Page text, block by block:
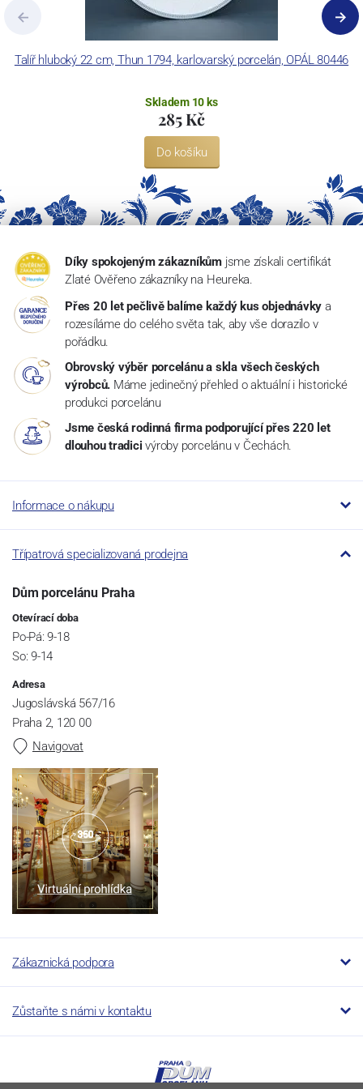
Talíř hluboký 22 cm, Thun 1794, karlovarský porcelán, OPÁL 80446
Skladem 10 ks
285 Kč
Do košíku
Díky spokojeným zákazníkům jsme získali certifikát
Zlaté Ověřeno zákazníky na Heureka.
Přes 20 let pečlivě balíme každý kus objednávky a
rozesíláme do celého světa tak, aby vše dorazilo v
pořádku.
Obrovský výběr porcelánu a skla všech českých
výrobců. Máme jedinečný přehled o aktuální i historické
produkci porcelánu
Jsme česká rodinná firma podporující přes 220 let
dlouhou tradici výroby porcelánu v Čechách.
Informace o nákupu
Třípatrová specializovaná prodejna
Dům porcelánu Praha
Otevírací doba
Po-Pá: 9-18
So: 9-14
Adresa
Jugoslávská 567/16
Praha 2, 120 00
Navigovat
Zákaznická podpora
Zůstaňte s námi v kontaktu